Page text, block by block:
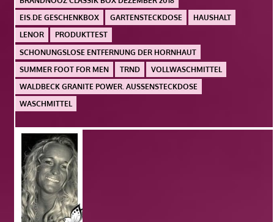
EIS.DE GESCHENKBOX
GARTENSTECKDOSE
HAUSHALT
LENOR
PRODUKTTEST
SCHONUNGSLOSE ENTFERNUNG DER HORNHAUT
SUMMER FOOT FOR MEN
TRND
VOLLWASCHMITTEL
WALDBECK GRANITE POWER. AUSSENSTECKDOSE
WASCHMITTEL